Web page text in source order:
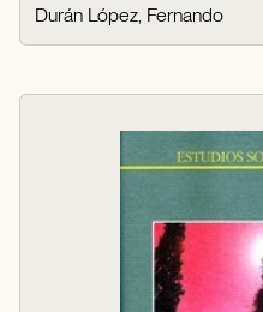
Durán López, Fernando